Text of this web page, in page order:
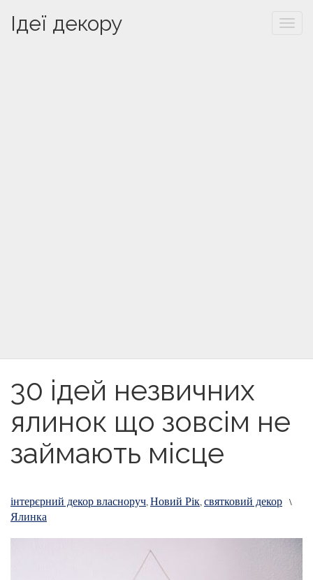
Ідеї декору
30 ідей незвичних
ялинок що зовсім не
займають місце
інтерєрний декор власноруч,Новий Рік,святковий декор \
Ялинка